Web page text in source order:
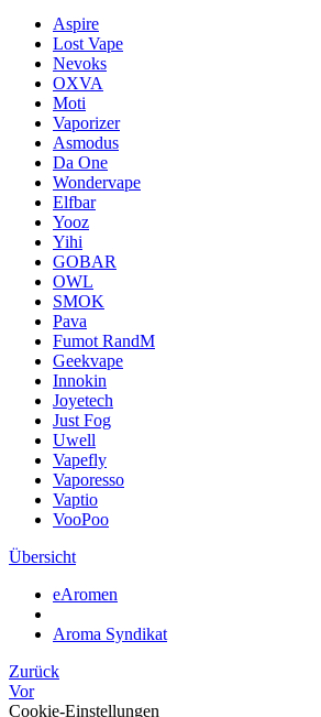
Aspire
Lost Vape
Nevoks
OXVA
Moti
Vaporizer
Asmodus
Da One
Wondervape
Elfbar
Yooz
Yihi
GOBAR
OWL
SMOK
Pava
Fumot RandM
Geekvape
Innokin
Joyetech
Just Fog
Uwell
Vapefly
Vaporesso
Vaptio
VooPoo
Übersicht
eAromen
Aroma Syndikat
Zurück
Vor
Cookie-Einstellungen